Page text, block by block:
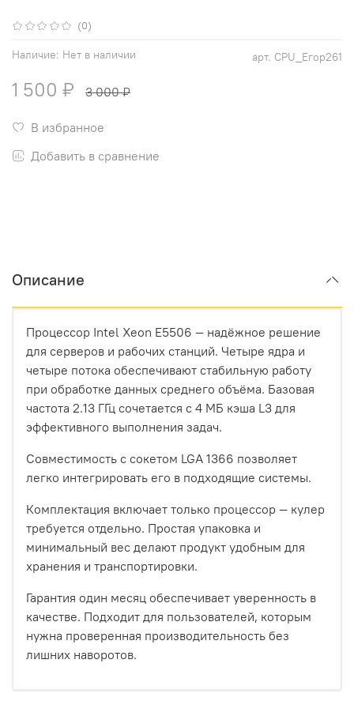
(0)
арт. CPU_Егор261
Наличие: Нет в наличии
1 500 ₽ 3 000 ₽
В избранное
Добавить в сравнение
Описание
Процессор Intel Xeon E5506 — надёжное решение
для серверов и рабочих станций. Четыре ядра и
четыре потока обеспечивают стабильную работу
при обработке данных среднего объёма. Базовая
частота 2.13 ГГц сочетается с 4 МБ кэша L3 для
эффективного выполнения задач.
Совместимость с сокетом LGA 1366 позволяет
легко интегрировать его в подходящие системы.
Комплектация включает только процессор — кулер
требуется отдельно. Простая упаковка и
минимальный вес делают продукт удобным для
хранения и транспортировки.
Гарантия один месяц обеспечивает уверенность в
качестве. Подходит для пользователей, которым
нужна проверенная производительность без
лишних наворотов.